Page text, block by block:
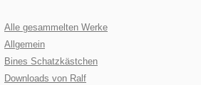
Alle gesammelten Werke
Allgemein
Bines Schatzkästchen
Downloads von Ralf